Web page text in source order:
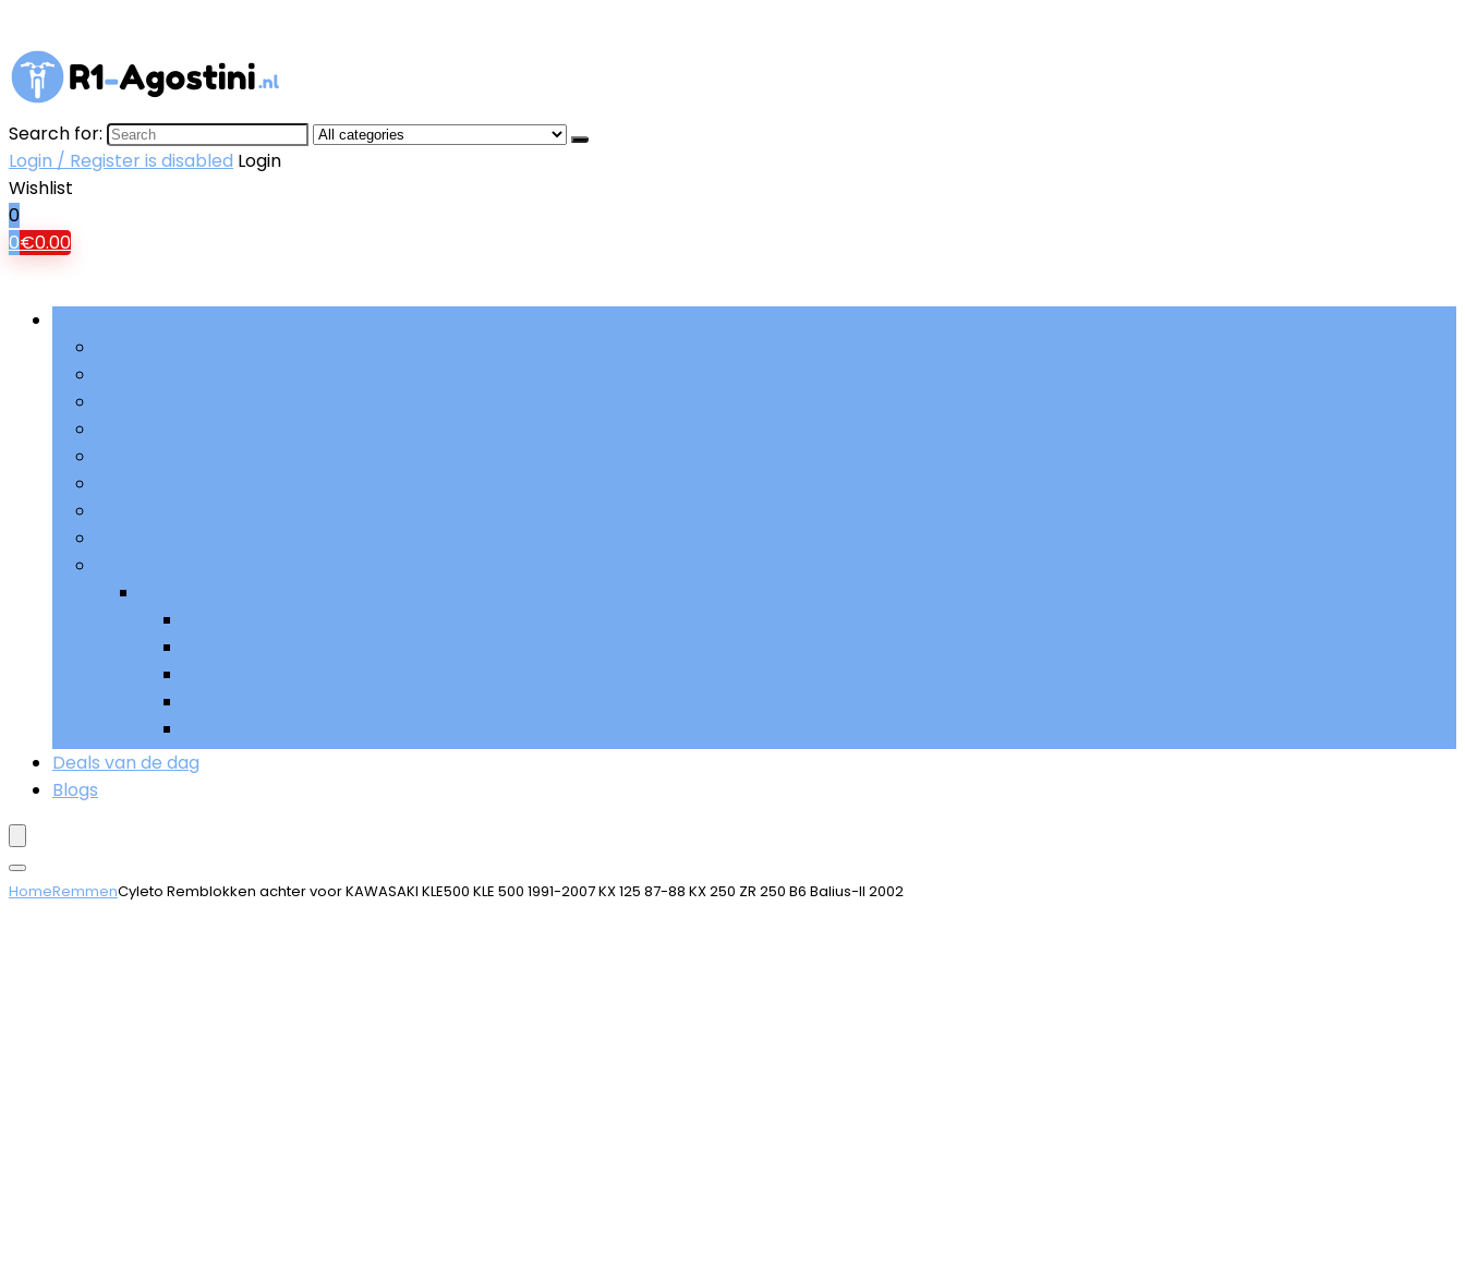
Search for:
Login / Register is disabled Login
Wishlist
0
0€0.00
Deals van de dag
Blogs
HomeRemmenCyleto Remblokken achter voor KAWASAKI KLE500 KLE 500 1991-2007 KX 125 87-88 KX 250 ZR 250 B6 Balius-II 2002